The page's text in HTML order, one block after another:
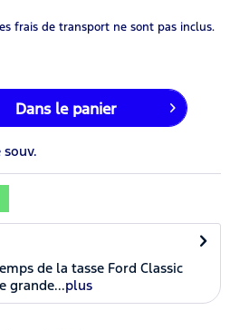
frais de transport ne sont pas inclus.
Dans le panier
souv.
de la tasse Ford Classic
grande...plus